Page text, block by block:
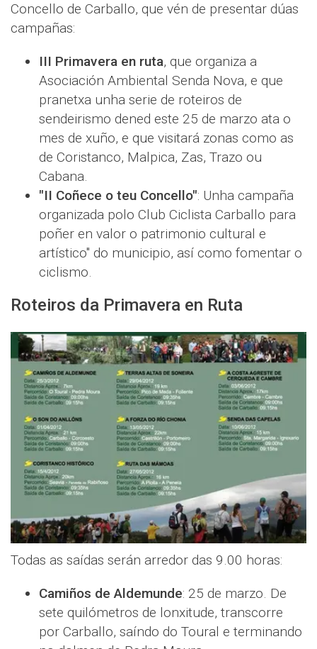
Concello de Carballo, que vén de presentar dúas
campañas:
III Primavera en ruta, que organiza a
Asociación Ambiental Senda Nova, e que
pranetxa unha serie de roteiros de
sendeirismo dened este 25 de marzo ata o
mes de xuño, e que visitará zonas como as
de Coristanco, Malpica, Zas, Trazo ou
Cabana.
"II Coñece o teu Concello": Unha campaña
organizada polo Club Ciclista Carballo para
poñer en valor o patrimonio cultural e
artístico" do municipio, así como fomentar o
ciclismo.
Roteiros da Primavera en Ruta
Todas as saídas serán arredor das 9.00 horas:
Camiños de Aldemunde: 25 de marzo. De
sete quilómetros de lonxitude, transcorre
por Carballo, saíndo do Toural e terminando